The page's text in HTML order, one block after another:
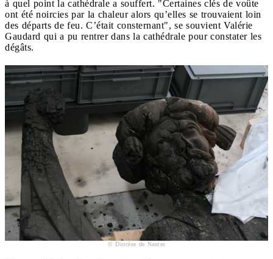
à quel point la cathédrale a souffert. "Certaines clés de voûte
ont été noircies par la chaleur alors qu’elles se trouvaient loin
des départs de feu. C’était consternant", se souvient Valérie
Gaudard qui a pu rentrer dans la cathédrale pour constater les
dégâts.
© Diocèse de Nantes